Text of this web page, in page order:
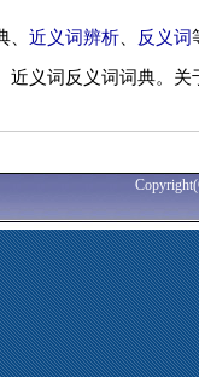
近义词辨析 反义词
近义词反义词词典。